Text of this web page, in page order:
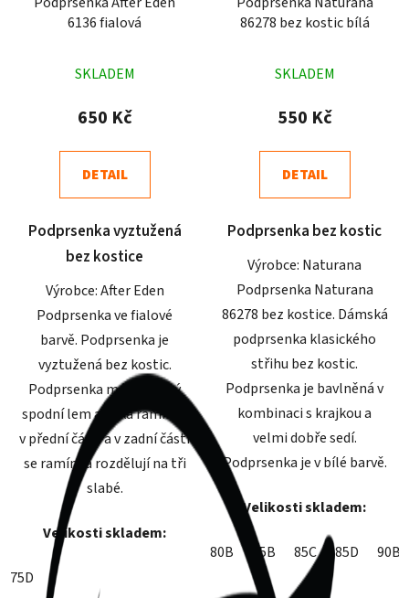
6136 fialová
hodnocení
produktu
5,0
z
hvězdiček.
SKLADEM
650 Kč
DETAIL
Podprsenka vyztužená
bez kostice
Výrobce: After Eden
Podprsenka ve fialové
barvě. Podprsenka je
vyztužená bez kostic.
Podprsenka má krajkový
spodní lem a úzká ramínka
v přední části a v zadní části
se ramínka rozdělují na tři
slabé.
Velikosti skladem:
75D
86278 bez kostic bílá
hodnocení
produktu
4,5
z
hvězdiček.
SKLADEM
550 Kč
DETAIL
Podprsenka bez kostic
Výrobce: Naturana
Podprsenka Naturana
86278 bez kostice. Dámská
podprsenka klasického
střihu bez kostic.
Podprsenka je bavlněná v
kombinaci s krajkou a
velmi dobře sedí.
Podprsenka je v bílé barvě.
Velikosti skladem:
80B 85B 85C 85D 90B